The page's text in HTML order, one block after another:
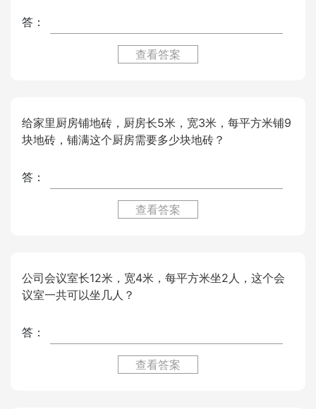
答：
查看答案
给家里厨房铺地砖，厨房长5米，宽3米，每平方米铺9
块地砖，铺满这个厨房需要多少块地砖？
答：
查看答案
公司会议室长12米，宽4米，每平方米坐2人，这个会
议室一共可以坐几人？
答：
查看答案